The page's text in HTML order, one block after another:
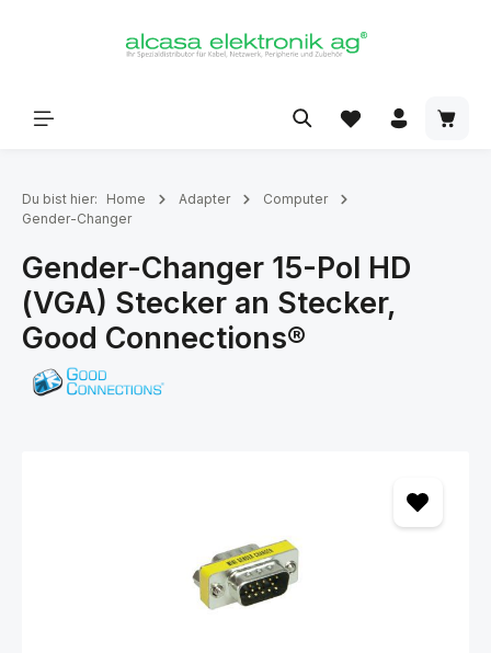
Du bist hier: Home Adapter
Computer
Gender-Changer
Gender-Changer 15-Pol HD
(VGA) Stecker an Stecker,
Good Connections®